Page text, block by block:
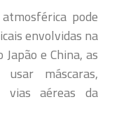
pode
envolvidas na
e China, as
máscaras,
vias aéreas da